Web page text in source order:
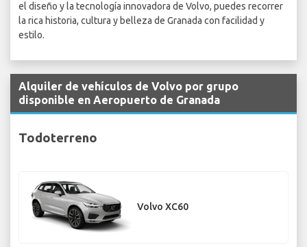
el diseño y la tecnología innovadora de Volvo, puedes recorrer
la rica historia, cultura y belleza de Granada con facilidad y
estilo.
Alquiler de vehículos de Volvo por grupo
disponible en Aeropuerto de Granada
Todoterreno
Volvo XC60